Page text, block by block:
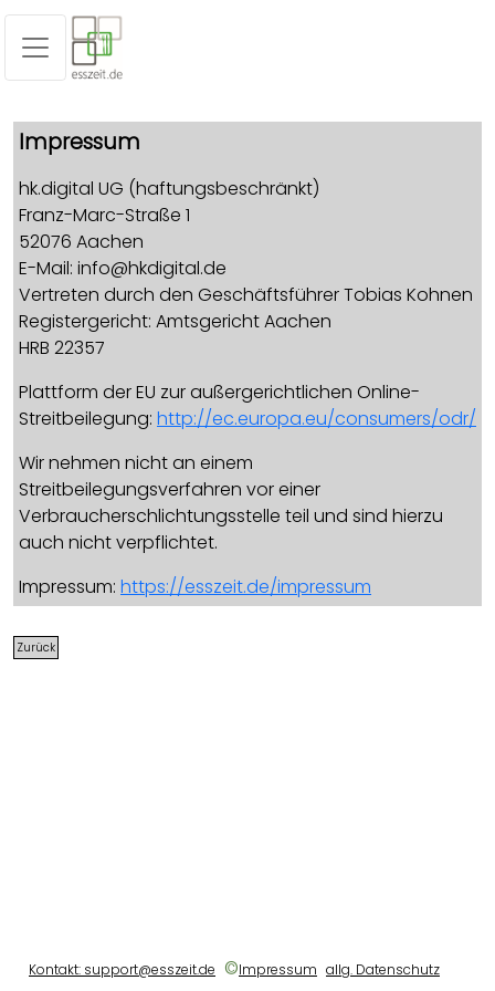
Impressum
hk.digital UG (haftungsbeschränkt)
Franz-Marc-Straße 1
52076 Aachen
E-Mail: info@hkdigital.de
Vertreten durch den Geschäftsführer Tobias Kohnen
Registergericht: Amtsgericht Aachen
HRB 22357
Plattform der EU zur außergerichtlichen Online-
Streitbeilegung: http://ec.europa.eu/consumers/odr/
Wir nehmen nicht an einem
Streitbeilegungsverfahren vor einer
Verbraucherschlichtungsstelle teil und sind hierzu
auch nicht verpflichtet.
Impressum: https://esszeit.de/impressum
Zurück
Kontakt: support@esszeit.de ©Impressum allg. Datenschutz